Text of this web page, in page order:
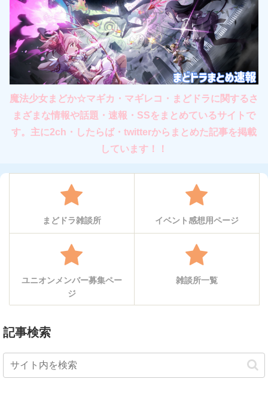
魔法少女まどか☆マギカ・マギレコ・まどドラに関するさ
まざまな情報や話題・速報・SSをまとめているサイトで
す。主に2ch・したらば・twitterからまとめた記事を掲載
しています！！
まどドラ雑談所 イベント感想用ページ
ユニオンメンバー募集ペー
ジ
雑談所一覧
記事検索